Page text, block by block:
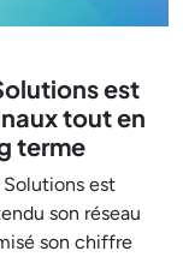
est
tout en
terme
est
son réseau
son chiffre